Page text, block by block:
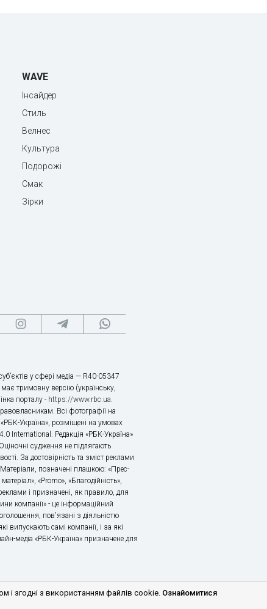
WAVE
Інсайдер
Стиль
Велнес
Культура
Подорожі
Смак
Зірки
у сфері медіа — R40-05347
тримовну версію (українську,
порталу - https://www.rbc.ua.
Всі фотографії на
Україна», розміщені на умовах
International. Редакція «РБК-Україна»
судження не підлягають
За достовірність та зміст реклами
Матеріали, позначені плашкою: «Прес-
«Promo», «Благодійність»,
і призначені, як правило, для
компанії» - це інформаційний
пов'язані з діяльністю
випускають самі компанії, і за які
медіа «РБК-Україна» призначене для
і згодні з використанням файлів cookie. Ознайомитися